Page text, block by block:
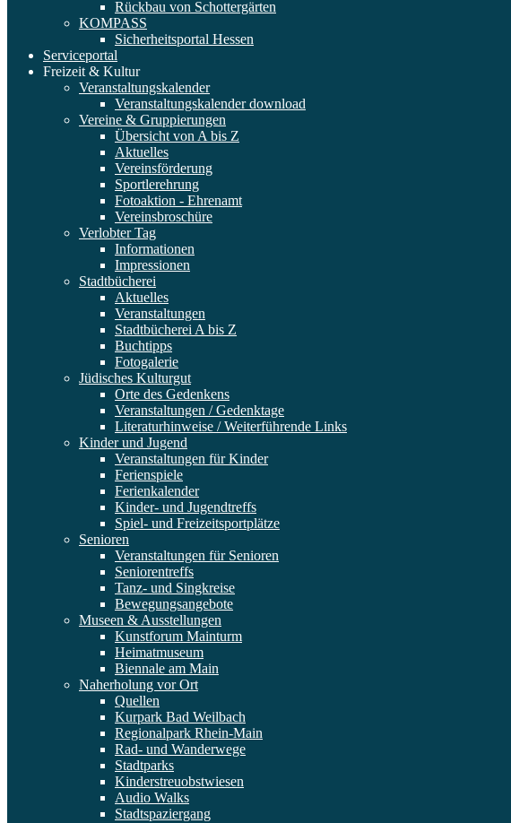
Rückbau von Schottergärten
KOMPASS
Sicherheitsportal Hessen
Serviceportal
Freizeit & Kultur
Veranstaltungskalender
Veranstaltungskalender download
Vereine & Gruppierungen
Übersicht von A bis Z
Aktuelles
Vereinsförderung
Sportlerehrung
Fotoaktion - Ehrenamt
Vereinsbroschüre
Verlobter Tag
Informationen
Impressionen
Stadtbücherei
Aktuelles
Veranstaltungen
Stadtbücherei A bis Z
Buchtipps
Fotogalerie
Jüdisches Kulturgut
Orte des Gedenkens
Veranstaltungen / Gedenktage
Literaturhinweise / Weiterführende Links
Kinder und Jugend
Veranstaltungen für Kinder
Ferienspiele
Ferienkalender
Kinder- und Jugendtreffs
Spiel- und Freizeitsportplätze
Senioren
Veranstaltungen für Senioren
Seniorentreffs
Tanz- und Singkreise
Bewegungsangebote
Museen & Ausstellungen
Kunstforum Mainturm
Heimatmuseum
Biennale am Main
Naherholung vor Ort
Quellen
Kurpark Bad Weilbach
Regionalpark Rhein-Main
Rad- und Wanderwege
Stadtparks
Kinderstreuobstwiesen
Audio Walks
Stadtspaziergang